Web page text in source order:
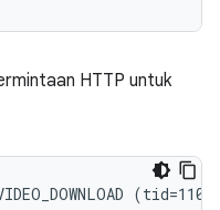
HTTP untuk